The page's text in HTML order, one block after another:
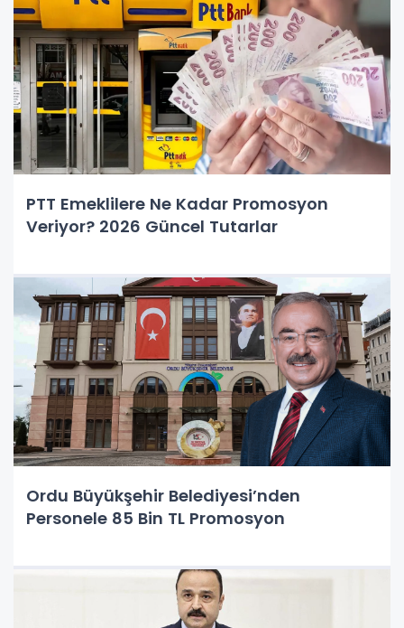
PTT Emeklilere Ne Kadar Promosyon
Veriyor? 2026 Güncel Tutarlar
Ordu Büyükşehir Belediyesi’nden
Personele 85 Bin TL Promosyon